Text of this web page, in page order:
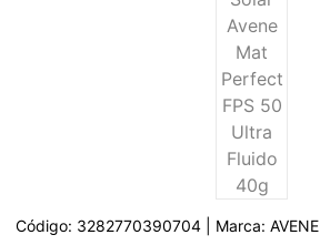
Código: 3282770390704 | Marca: AVENE